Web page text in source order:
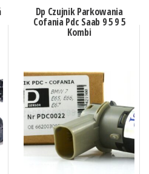
Dp Czujnik Parkowania
Cofania Pdc Saab 9 5 9 5
Kombi